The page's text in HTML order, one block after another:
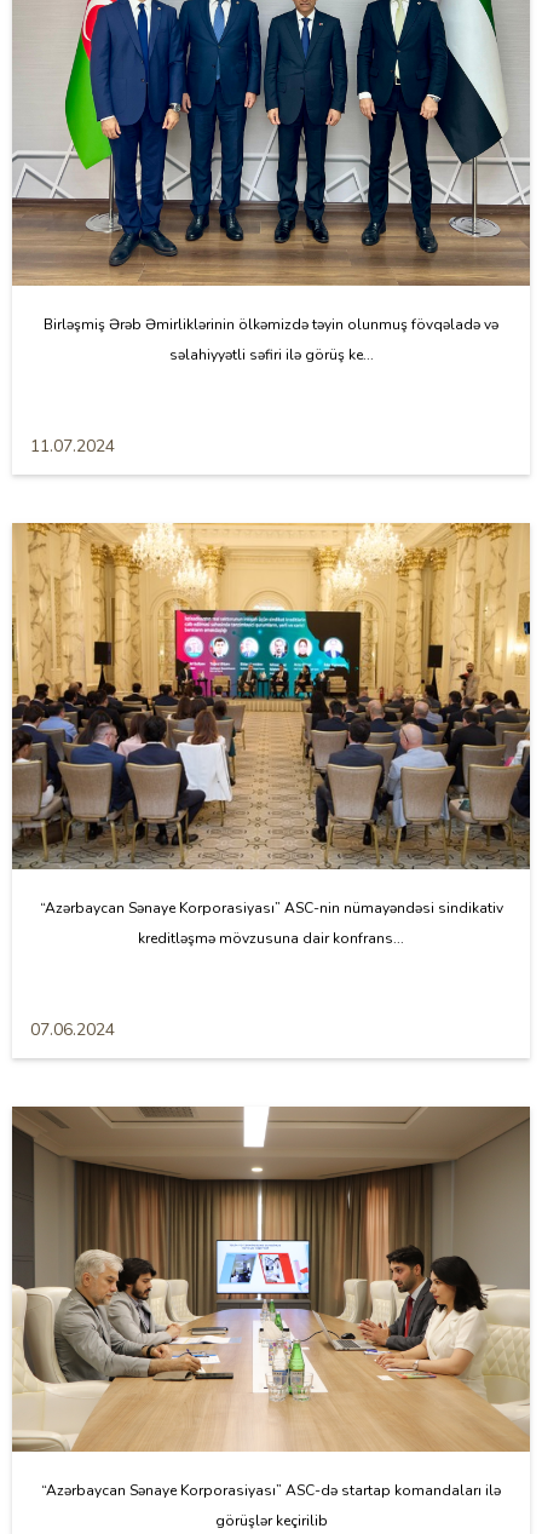
Birləşmiş Ərəb Əmirliklərinin ölkəmizdə təyin olunmuş fövqəladə və
səlahiyyətli səfiri ilə görüş ke...
11.07.2024
“Azərbaycan Sənaye Korporasiyası” ASC-nin nümayəndəsi sindikativ
kreditləşmə mövzusuna dair konfrans...
07.06.2024
“Azərbaycan Sənaye Korporasiyası” ASC-də startap komandaları ilə
görüşlər keçirilib